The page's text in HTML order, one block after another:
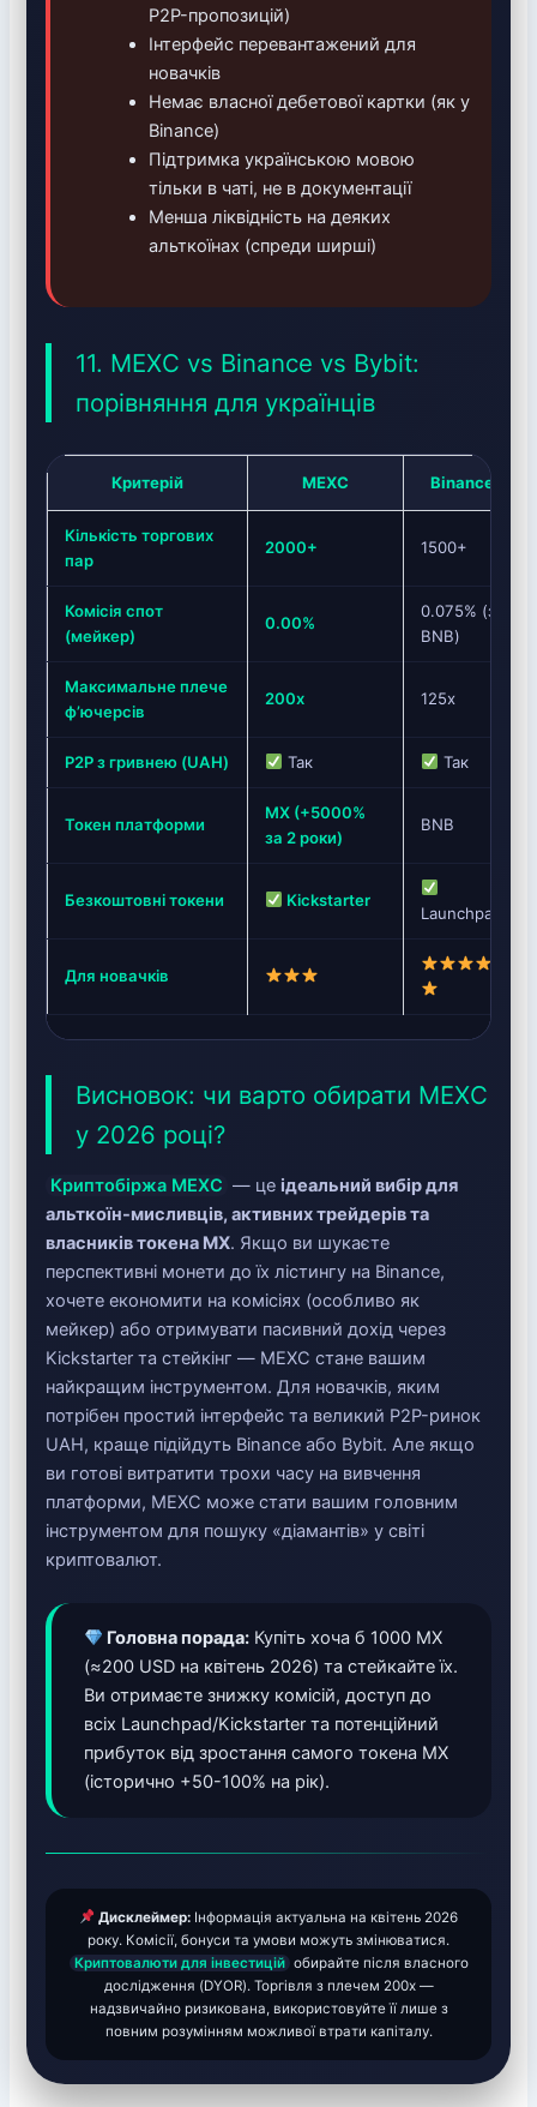
P2P-пропозицій)
Інтерфейс перевантажений для
новачків
Немає власної дебетової картки (як у
Binance)
Підтримка українською мовою
тільки в чаті, не в документації
Менша ліквідність на деяких
альткоїнах (спреди ширші)
11. MEXC vs Binance vs Bybit:
порівняння для українців
Критерій MEXC Binance
Кількість торгових
пар
2000+ 1500+
Комісія спот
(мейкер)
0.00%
0.075% (з
BNB)
Максимальне плече
ф’ючерсів
200x 125x
P2P з гривнею (UAH) Так Так
Токен платформи
MX (+5000%
за 2 роки)
BNB
Безкоштовні токени Kickstarter
Launchpad
Для новачків
Висновок: чи варто обирати MEXC
у 2026 році?
Криптобіржа MEXC — це ідеальний вибір для
альткоїн-мисливців, активних трейдерів та
власників токена MX. Якщо ви шукаєте
перспективні монети до їх лістингу на Binance,
хочете економити на комісіях (особливо як
мейкер) або отримувати пасивний дохід через
Kickstarter та стейкінг — MEXC стане вашим
найкращим інструментом. Для новачків, яким
потрібен простий інтерфейс та великий P2P-ринок
UAH, краще підійдуть Binance або Bybit. Але якщо
ви готові витратити трохи часу на вивчення
платформи, MEXC може стати вашим головним
інструментом для пошуку «діамантів» у світі
криптовалют.
Головна порада: Купіть хоча б 1000 MX
(≈200 USD на квітень 2026) та стейкайте їх.
Ви отримаєте знижку комісій, доступ до
всіх Launchpad/Kickstarter та потенційний
прибуток від зростання самого токена MX
(історично +50-100% на рік).
Дисклеймер: Інформація актуальна на квітень 2026
року. Комісії, бонуси та умови можуть змінюватися.
Криптовалюти для інвестицій обирайте після власного
дослідження (DYOR). Торгівля з плечем 200x —
надзвичайно ризикована, використовуйте її лише з
повним розумінням можливої втрати капіталу.